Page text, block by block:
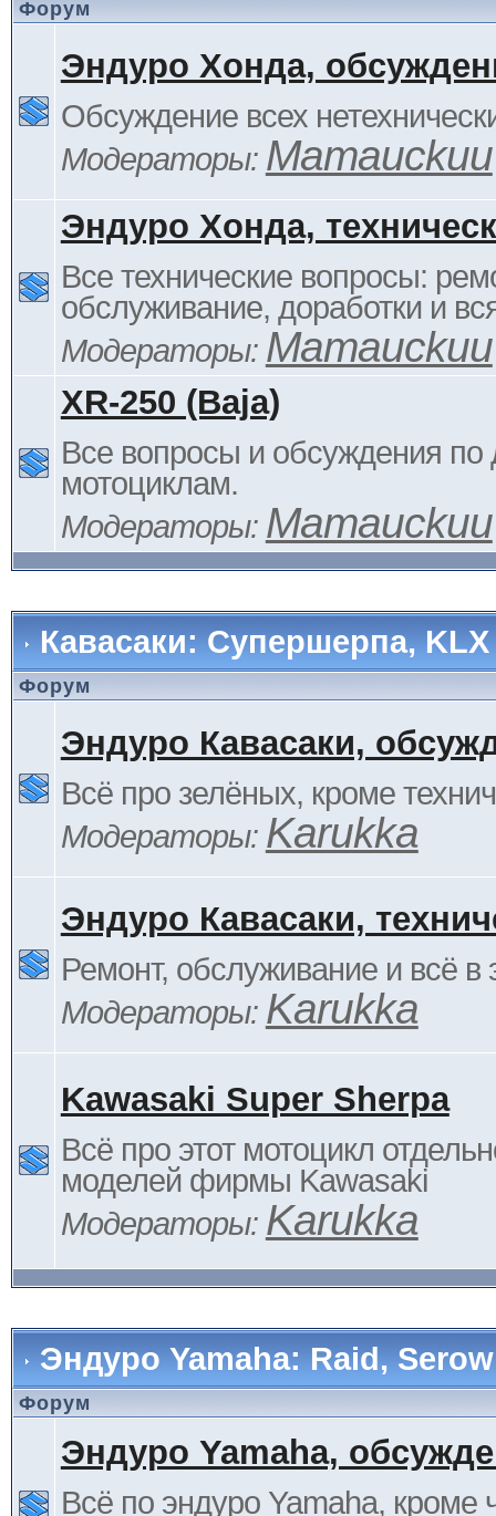
Форум
Эндуро Хонда,
Обсуждение всех
Модераторы: Mamauckuu
Эндуро Хонда,
Все технические вопросы:
обслуживание, доработки и
Модераторы: Mamauckuu
XR-250 (Baja)
Все вопросы и обсуждения
мотоциклам.
Модераторы: Mamauckuu
Кавасаки: Супершерпа,
Форум
Эндуро Кавасаки,
Всё про зелёных, кроме
Модераторы: Karukka
Эндуро Кавасаки,
Ремонт, обслуживание и всё в
Модераторы: Karukka
Kawasaki Super Sherpa
Всё про этот мотоцикл
моделей фирмы Kawasaki
Модераторы: Karukka
Эндуро Yamaha: Raid,
Форум
Эндуро Yamaha,
Всё по эндуро Yamaha, кроме